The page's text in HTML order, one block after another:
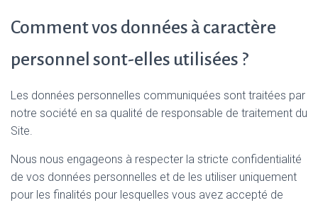
Comment vos données à caractère
personnel sont-elles utilisées ?
Les données personnelles communiquées sont traitées par
notre société en sa qualité de responsable de traitement du
Site.
Nous nous engageons à respecter la stricte confidentialité
de vos données personnelles et de les utiliser uniquement
pour les finalités pour lesquelles vous avez accepté de